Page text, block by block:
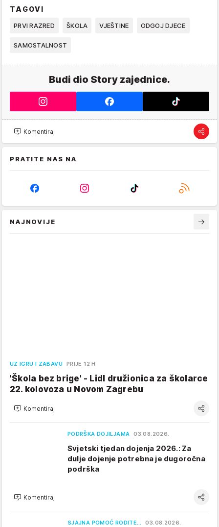
TAGOVI
PRVI RAZRED ŠKOLA VJEŠTINE ODGOJ DJECE
SAMOSTALNOST
Budi dio Story zajednice.
Komentiraj
PRATITE NAS NA
NAJNOVIJE
UZ IGRU I ZABAVU PRIJE 12 H
'Škola bez brige' - Lidl družionica za školarce
22. kolovoza u Novom Zagrebu
Komentiraj
PODRŠKA DOJILJAMA 03.08.2026.
Svjetski tjedan dojenja 2026.: Za
dulje dojenje potrebna je dugoročna
podrška
Komentiraj
SJAJNA POMOĆ RODITE… 03.08.2026.